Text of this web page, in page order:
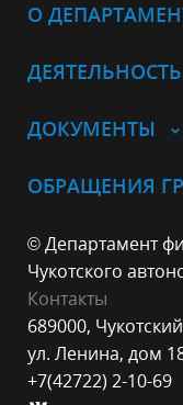
О
ДЕЯТЕЛЬНОСТЬ
ДОКУМЕНТЫ
ОБРАЩЕНИЯ
© Департамент
Чукотского
Контакты
689000,
ул. Ленина, дом
+7(42722) 2-10-69